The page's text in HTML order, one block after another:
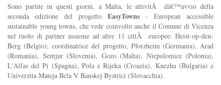
Sono partite in questi giorni, a Malta, le attivitÃ dâ€™avvio della
seconda edizione del progetto EasyTowns - European accessible
sustainable young towns, che vede coinvolto anche il Comune di Vicenza
nel ruolo di partner assieme ad altre 11 cittÃ europee: Heist-op-den-
Berg (Belgio), coordinatrice del progetto, Pforzheim (Germania), Arad
(Romania), Sentjur (Slovenia), Gozo (Malta), Niepolomice (Polonia),
L'Alfas del Pi (Spagna), Pola e Rijeka (Croazia), Knezha (Bulgaria) e
Univerzita Mateja Bela V Banskej Bystrici (Slovacchia).